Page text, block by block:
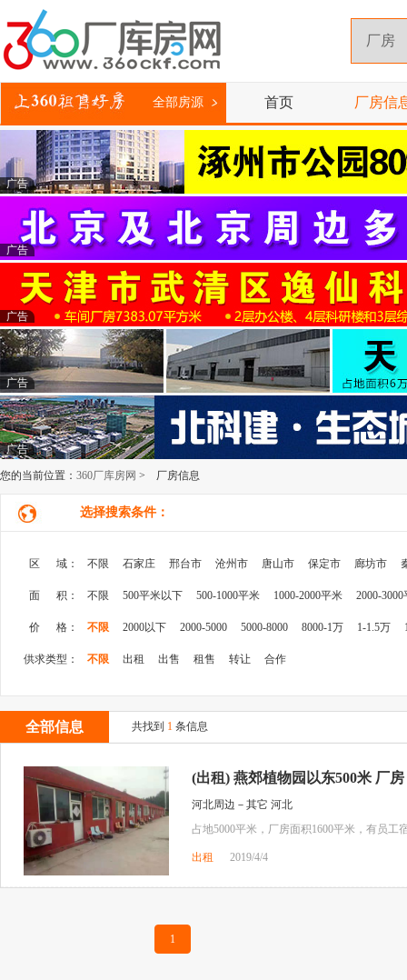
全部房源 首页 厂房信
广告
广告
广告
广告
广告
您的当前位置： 360厂库房网 > 厂房信息
选择搜索条件：
区 域： 不限 石家庄 邢台市 沧州市 唐山市 保定市 廊坊市
面 积： 不限 500平米以下 500-1000平米 1000-2000平米 2000-3000
价 格： 不限 2000以下 2000-5000 5000-8000 8000-1万 1-1.5万
供求类型： 不限 出租 出售 租售 转让 合作
全部信息 共找到 1 条信息
(出租) 燕郊植物园以东500米 厂房
河北周边－其它 河北
占地5000平米，厂房面积1600平米，有员工
出租 2019/4/4
1